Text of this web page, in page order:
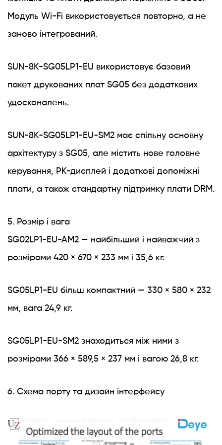
Модуль Wi-Fi використовується повторно, а не
заново інтегрований.
SUN-8K-SG05LP1-EU використовує базовий
пакет друкованих плат SG05 без додаткових
удосконалень.
SUN-8K-SG05LP1-EU-SM2 має спільну основну
архітектуру з SG05, але містить нове головне
керування, РК-дисплей і додаткові допоміжні
плати, а також стандартну підтримку плати DRM.
5. Розмір і вага
SG02LP1-EU-AM2 — найбільший і найважчий з
розмірами 420 × 670 × 233 мм і 35,6 кг.
SG05LP1-EU більш компактний — 330 × 580 × 232
мм, вага 24,9 кг.
SG05LP1-EU-SM2 знаходиться між ними з
розмірами 366 × 589,5 × 237 мм і вагою 26,8 кг.
6. Схема порту та дизайн інтерфейсу